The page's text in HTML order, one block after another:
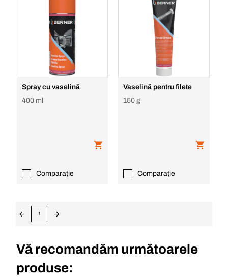
Spray cu vaselină
400 ml
Comparaţie
Vaselină pentru filete
150 g
Comparaţie
1
Vă recomandăm următoarele
produse: